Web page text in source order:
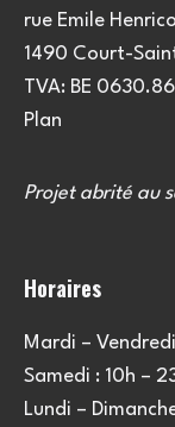
rue Emile
1490 Court-
TVA: BE
Plan
Projet abrité au
Horaires
Mardi –
Samedi : 10h –
Lundi –